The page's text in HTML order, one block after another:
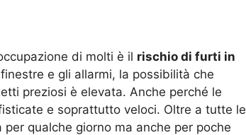
di molti è il rischio di furti in
e gli allarmi, la possibilità che
preziosi è elevata. Anche perché le
e soprattutto veloci. Oltre a tutte le
qualche giorno ma anche per poche